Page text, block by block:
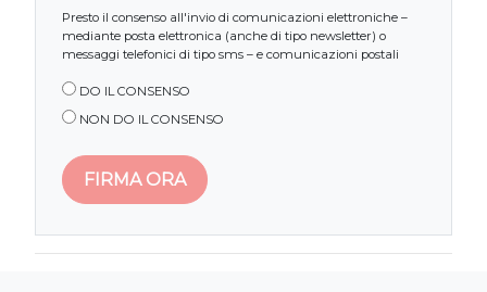
Presto il consenso all'invio di comunicazioni elettroniche –
mediante posta elettronica (anche di tipo newsletter) o
messaggi telefonici di tipo sms – e comunicazioni postali
DO IL CONSENSO
NON DO IL CONSENSO